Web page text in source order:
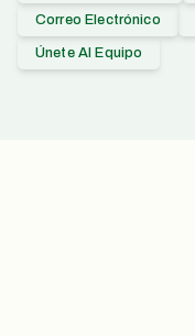
Correo Electrónico
Únete Al Equipo